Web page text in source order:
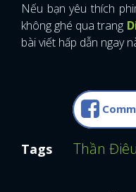
Nếu bạn yêu thích
không ghé qua trang
bài viết hấp dẫn ngay
Tags Thần